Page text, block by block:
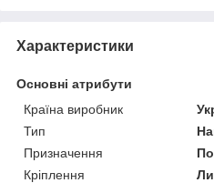
Характеристики
Основні атрибути
Країна виробник
Тип
Призначення
Кріплення